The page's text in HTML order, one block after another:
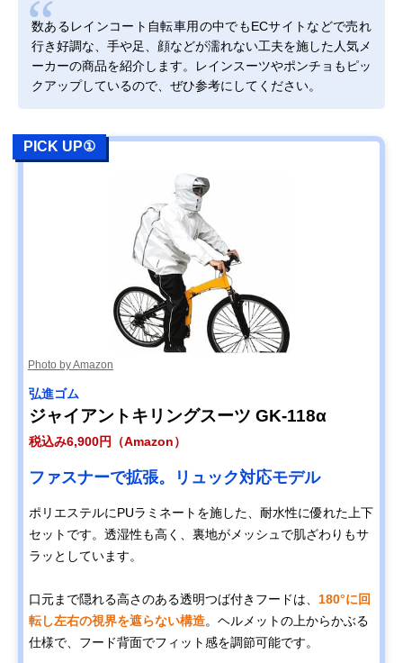
数あるレインコート自転車用の中でもECサイトなどで売れ
行き好調な、手や足、顔などが濡れない工夫を施した人気メ
ーカーの商品を紹介します。レインスーツやポンチョもピッ
クアップしているので、ぜひ参考にしてください。
PICK UP①
Photo by Amazon
弘進ゴム
ジャイアントキリングスーツ GK-118α
税込み6,900円（Amazon）
ファスナーで拡張。リュック対応モデル
ポリエステルにPUラミネートを施した、耐水性に優れた上下
セットです。透湿性も高く、裏地がメッシュで肌ざわりもサ
ラッとしています。
口元まで隠れる高さのある透明つば付きフードは、 180°に回
転し左右の視界を遮らない構造。ヘルメットの上からかぶる
仕様で、フード背面でフィット感を調節可能です。